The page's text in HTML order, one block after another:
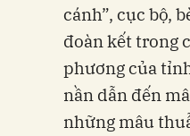
cánh”, cục bộ,
đoàn kết trong
phương của
nần dẫn đến
những mâu